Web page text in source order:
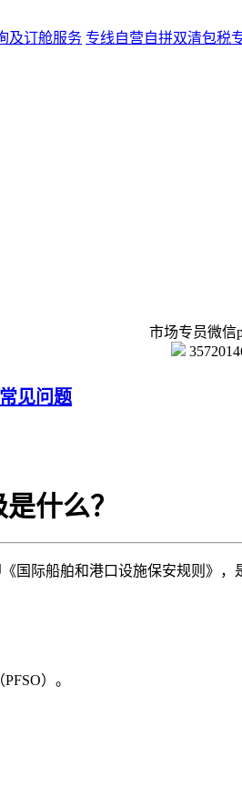
及订舱服务 专线自营自拼双清包税
市场专员微信
常见问题
什么？
《国际船舶和港口设施保安规则
）。